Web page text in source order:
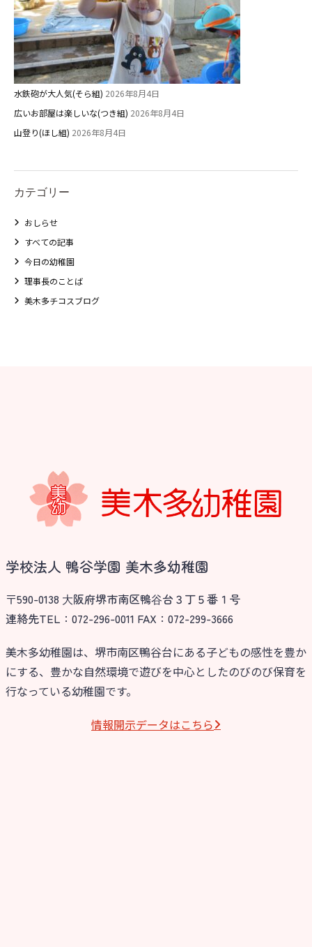
水鉄砲が大人気(そら組) 2026年8月4日
広いお部屋は楽しいな(つき組) 2026年8月4日
山登り(ほし組) 2026年8月4日
カテゴリー
おしらせ
すべての記事
今日の幼稚園
理事長のことば
美木多チコスブログ
学校法人 鴨谷学園 美木多幼稚園
〒590-0138 ⼤阪府堺市南区鴨⾕台３丁５番１号
連絡先TEL：072-296-0011 FAX：072-299-3666
美木多幼稚園は、堺市南区鴨谷台にある子どもの感性を豊か
にする、豊かな自然環境で遊びを中心としたのびのび保育を
行なっている幼稚園です。
情報開⽰データはこちら